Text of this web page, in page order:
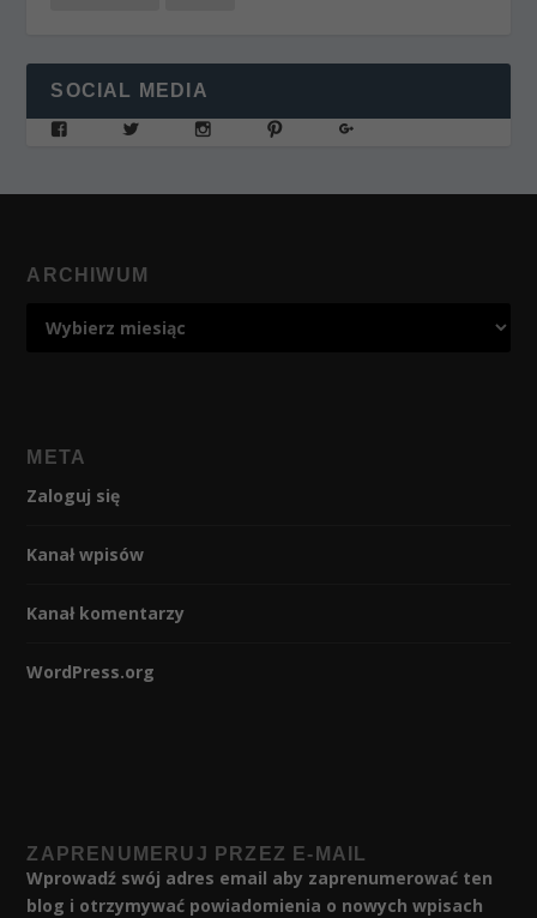
SOCIAL MEDIA
ARCHIWUM
META
Zaloguj się
Kanał wpisów
Kanał komentarzy
WordPress.org
ZAPRENUMERUJ PRZEZ E-MAIL
Wprowadź swój adres email aby zaprenumerować ten
blog i otrzymywać powiadomienia o nowych wpisach